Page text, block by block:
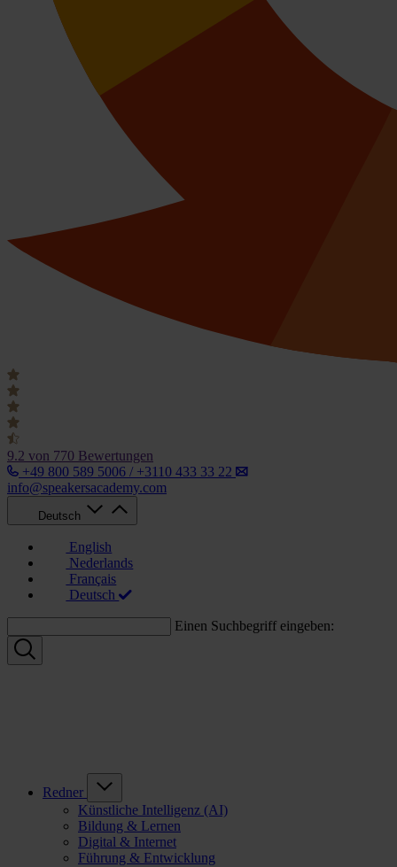
9.2 von 770 Bewertungen
+49 800 589 5006 / +3110 433 33 22
info@speakersacademy.com
Deutsch
English
Nederlands
Français
Deutsch
Einen Suchbegriff eingeben:
Redner
Künstliche Intelligenz (AI)
Bildung & Lernen
Digital & Internet
Führung & Entwicklung